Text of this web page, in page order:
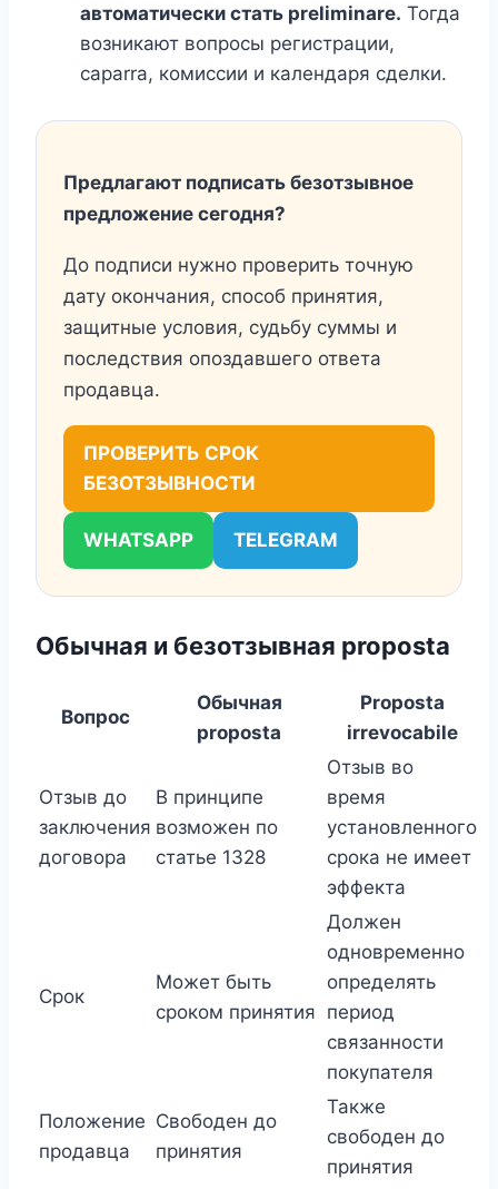
автоматически стать preliminare. Тогда
возникают вопросы регистрации,
caparra, комиссии и календаря сделки.
Предлагают подписать безотзывное
предложение сегодня?
До подписи нужно проверить точную
дату окончания, способ принятия,
защитные условия, судьбу суммы и
последствия опоздавшего ответа
продавца.
ПРОВЕРИТЬ СРОК
БЕЗОТЗЫВНОСТИ
WHATSAPP TELEGRAM
Обычная и безотзывная proposta
Вопрос
Обычная
proposta
Proposta
irrevocabile
Отзыв до
заключения
договора
В принципе
возможен по
статье 1328
Отзыв во
время
установленного
срока не имеет
эффекта
Срок
Может быть
сроком принятия
Должен
одновременно
определять
период
связанности
покупателя
Положение
продавца
Свободен до
принятия
Также
свободен до
принятия